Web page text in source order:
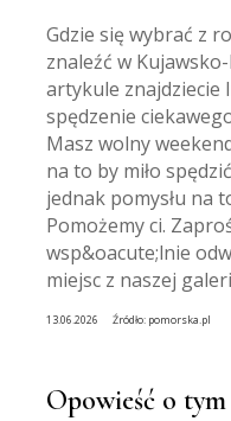
Gdzie się wybrać z
znaleźć w
artykule znajdziecie
spędzenie
Masz wolny
na to by miło
jednak pomysłu na
Pomożemy ci.
wsp&oacute;lnie
miejsc z naszej
13.06.2026 Źródło: pomorska.pl
Opowieść o